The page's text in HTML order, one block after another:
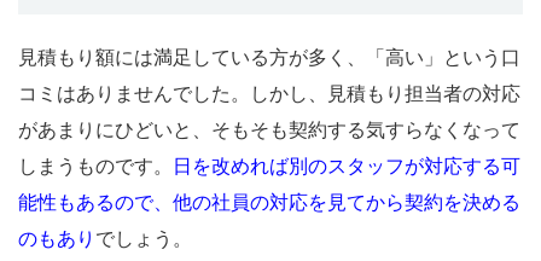
見積もり額には満足している方が多く、「高い」という口
コミはありませんでした。しかし、見積もり担当者の対応
があまりにひどいと、そもそも契約する気すらなくなって
しまうものです。 日を改めれば別のスタッフが対応する可
能性もあるので、他の社員の対応を見てから契約を決める
のもあり でしょう。